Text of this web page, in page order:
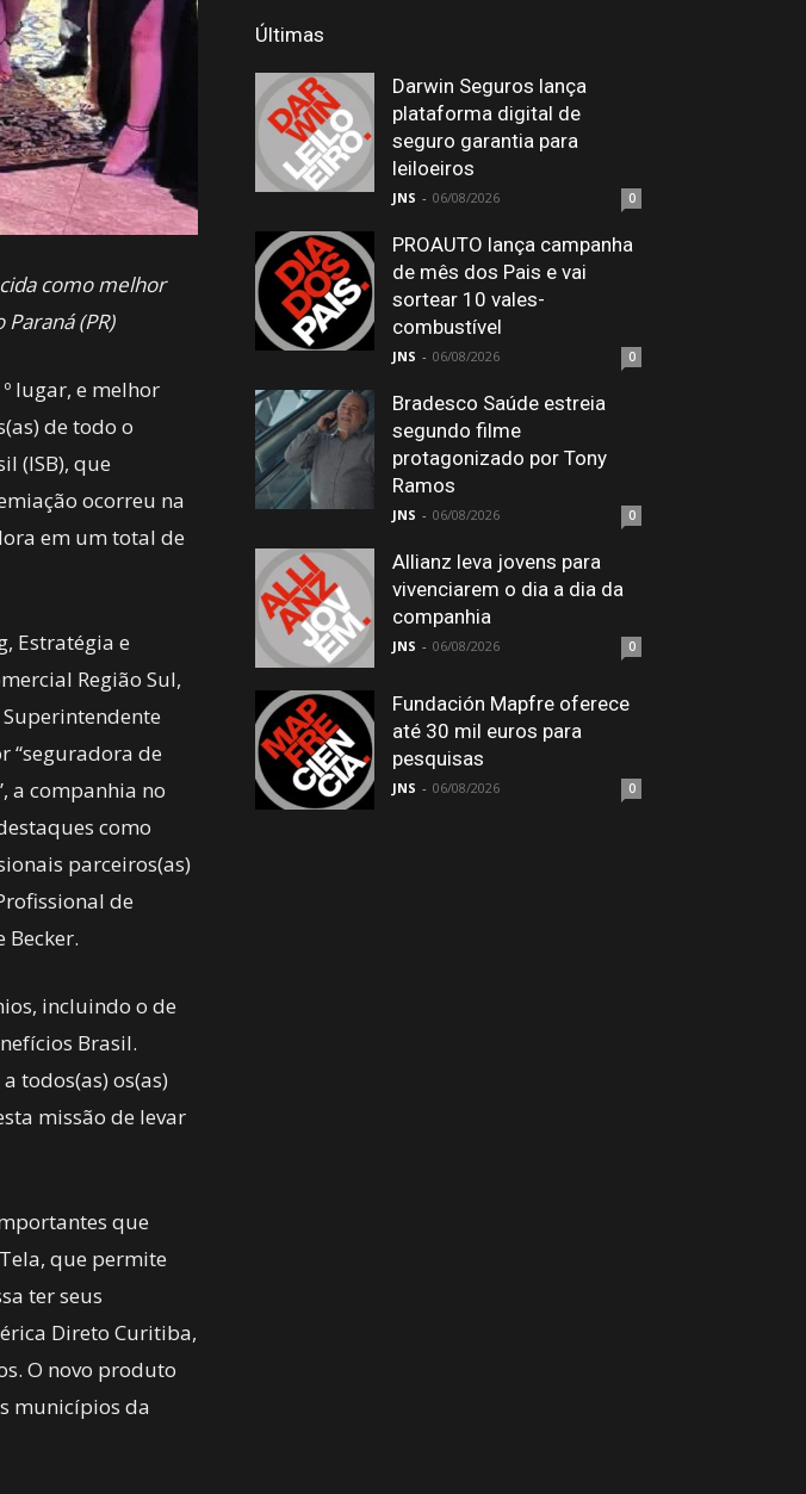
como melhor
(PR)
lugar, e melhor
de todo o
(ISB), que
ocorreu na
em um total de
Estratégia e
Região Sul,
Superintendente
“seguradora de
a companhia no
como
parceiros(as)
de
Becker.
incluindo o de
Brasil.
todos(as) os(as)
missão de levar
que
que permite
ter seus
Direto Curitiba,
O novo produto
municípios da
Últimas
Darwin Seguros lança
plataforma digital de
seguro garantia para
leiloeiros
JNS - 06/08/2026 0
PROAUTO lança campanha
de mês dos Pais e vai
sortear 10 vales-
combustível
JNS - 06/08/2026 0
Bradesco Saúde estreia
segundo filme
protagonizado por Tony
Ramos
JNS - 06/08/2026 0
Allianz leva jovens para
vivenciarem o dia a dia da
companhia
JNS - 06/08/2026 0
Fundación Mapfre oferece
até 30 mil euros para
pesquisas
JNS - 06/08/2026 0